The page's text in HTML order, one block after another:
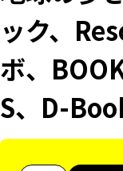
ック、
ボ、
S、D-